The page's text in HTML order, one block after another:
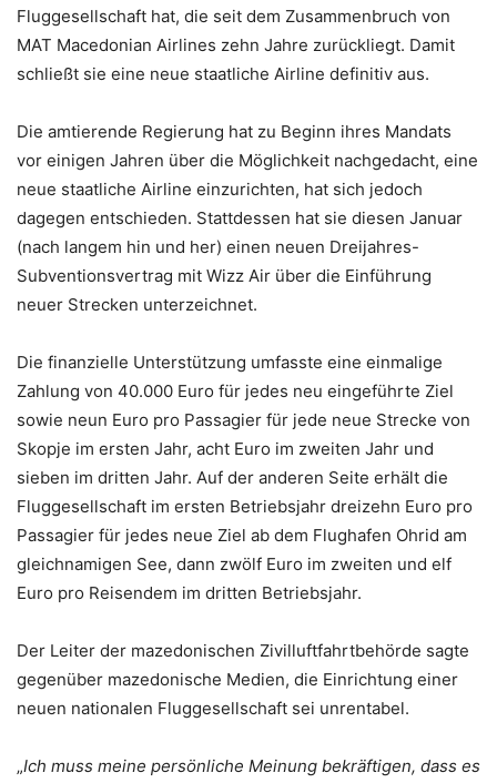
Fluggesellschaft hat, die seit dem Zusammenbruch von
MAT Macedonian Airlines zehn Jahre zurückliegt. Damit
schließt sie eine neue staatliche Airline definitiv aus.
Die amtierende Regierung hat zu Beginn ihres Mandats
vor einigen Jahren über die Möglichkeit nachgedacht, eine
neue staatliche Airline einzurichten, hat sich jedoch
dagegen entschieden. Stattdessen hat sie diesen Januar
(nach langem hin und her) einen neuen Dreijahres-
Subventionsvertrag mit Wizz Air über die Einführung
neuer Strecken unterzeichnet.
Die finanzielle Unterstützung umfasste eine einmalige
Zahlung von 40.000 Euro für jedes neu eingeführte Ziel
sowie neun Euro pro Passagier für jede neue Strecke von
Skopje im ersten Jahr, acht Euro im zweiten Jahr und
sieben im dritten Jahr. Auf der anderen Seite erhält die
Fluggesellschaft im ersten Betriebsjahr dreizehn Euro pro
Passagier für jedes neue Ziel ab dem Flughafen Ohrid am
gleichnamigen See, dann zwölf Euro im zweiten und elf
Euro pro Reisendem im dritten Betriebsjahr.
Der Leiter der mazedonischen Zivilluftfahrtbehörde sagte
gegenüber mazedonische Medien, die Einrichtung einer
neuen nationalen Fluggesellschaft sei unrentabel.
„Ich muss meine persönliche Meinung bekräftigen, dass es